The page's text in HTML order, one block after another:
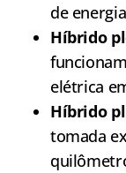
de
Híbrido
elétrica
Híbrido
tomada